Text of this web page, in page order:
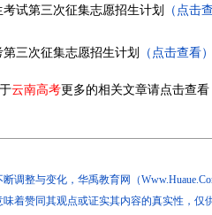
试第三次征集志愿招生计划 （点击
三次征集志愿招生计划 （点击查看
云南高考更多的相关文章请点击查看
调整与变化，华禹教育网（
着赞同其观点或证实其内容的真实性，仅